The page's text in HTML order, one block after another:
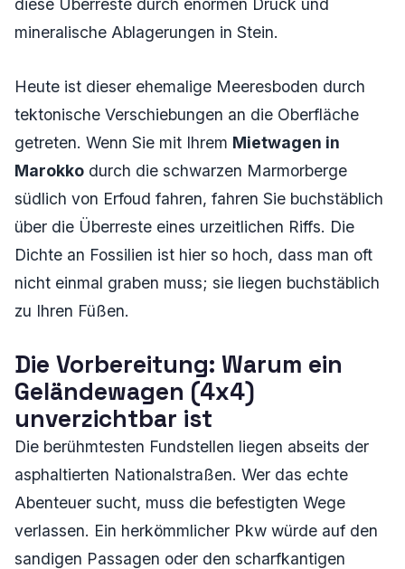
diese Überreste durch enormen Druck und
mineralische Ablagerungen in Stein.
Heute ist dieser ehemalige Meeresboden durch
tektonische Verschiebungen an die Oberfläche
getreten. Wenn Sie mit Ihrem Mietwagen in
Marokko durch die schwarzen Marmorberge
südlich von Erfoud fahren, fahren Sie buchstäblich
über die Überreste eines urzeitlichen Riffs. Die
Dichte an Fossilien ist hier so hoch, dass man oft
nicht einmal graben muss; sie liegen buchstäblich
zu Ihren Füßen.
Die Vorbereitung: Warum ein
Geländewagen (4x4)
unverzichtbar ist
Die berühmtesten Fundstellen liegen abseits der
asphaltierten Nationalstraßen. Wer das echte
Abenteuer sucht, muss die befestigten Wege
verlassen. Ein herkömmlicher Pkw würde auf den
sandigen Passagen oder den scharfkantigen